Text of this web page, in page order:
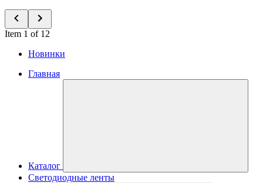
Item 1 of 12
Новинки
Главная
Каталог
Светодиодные ленты